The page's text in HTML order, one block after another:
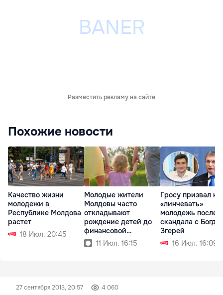
Разместить рекламу на сайте
Похожие новости
Качество жизни
молодежи в
Республике Молдова
растет
18 Июл. 20:45
Молодые жители
Молдовы часто
откладывают
рождение детей до
финансовой
стабильности
11 Июл. 16:15
Гросу призвал не
«линчевать»
молодежь после
скандала с
Згерей
16 Июл. 16:09
27 сентября 2013, 20:57 4 060